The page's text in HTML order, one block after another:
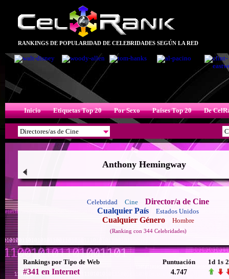
RANKINGS DE POPULARIDAD DE CELEBRIDADES SEGÚN LA RED
Inicio Etiquetas Top 20 Por Sexo Países Top 20 De
Anthony Hemingway
Celebridad Cine
Director/a de Cine
Cualquier País
Estados Unidos
Cualquier Género Hombre
(Ranking con 344 Celebridades)
Rankings por Tipo de Web Puntuación 1d 1s
#341 en Internet
4.747